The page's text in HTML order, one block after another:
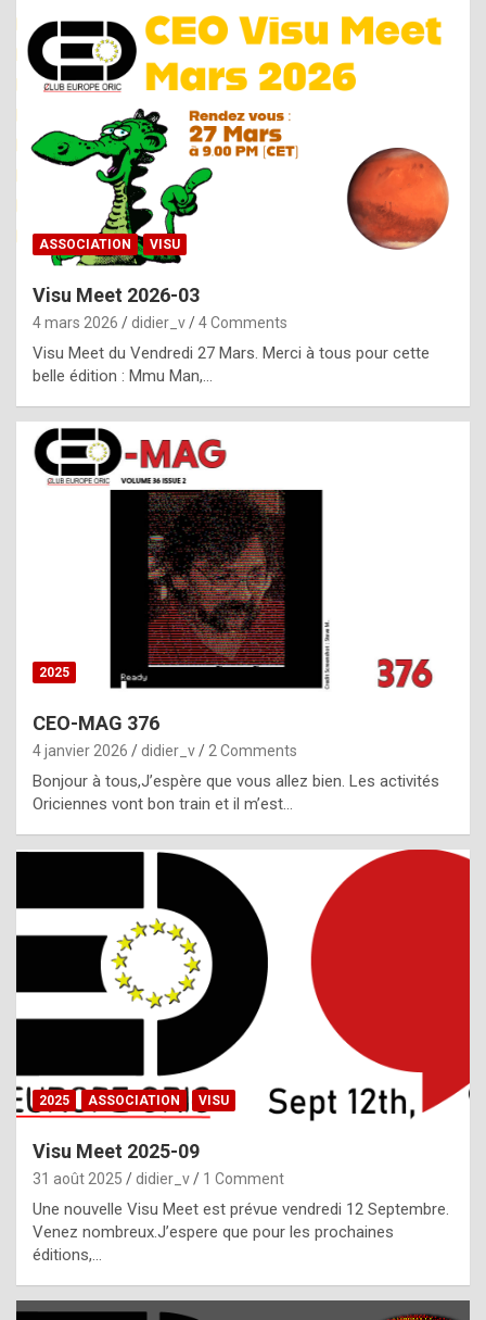
i
n
e
R
o
p
l
c
h
i
s
t
o
r
p
e
c
i
l
,
g
h
t
f
ASSOCIATION VISU
Visu Meet 2026-03
4 mars 2026 didier_v 4 Comments
Visu Meet du Vendredi 27 Mars. Merci à tous pour cette
belle édition : Mmu Man,…
2025
CEO-MAG 376
4 janvier 2026 didier_v 2 Comments
Bonjour à tous,J’espère que vous allez bien. Les activités
Oriciennes vont bon train et il m’est…
2025 ASSOCIATION VISU
Visu Meet 2025-09
31 août 2025 didier_v 1 Comment
Une nouvelle Visu Meet est prévue vendredi 12 Septembre.
Venez nombreux.J’espere que pour les prochaines
éditions,…